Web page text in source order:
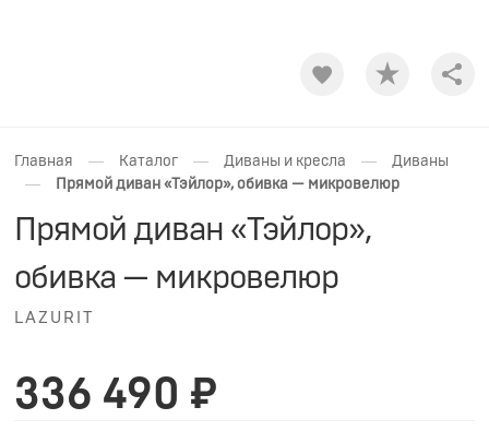
Главная — Каталог — Диваны и кресла — Диваны
— Прямой диван «Тэйлор», обивка — микровелюр
Прямой диван «Тэйлор»,
обивка — микровелюр
LAZURIT
336 490 ₽